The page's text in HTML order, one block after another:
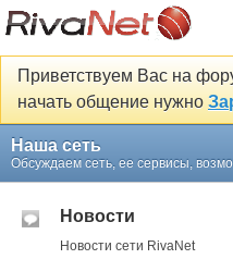
Приветствуем Вас на
начать общение нужно
Наша сеть
Обсуждаем сеть, ее сервисы,
Новости
Новости сети RivaNet